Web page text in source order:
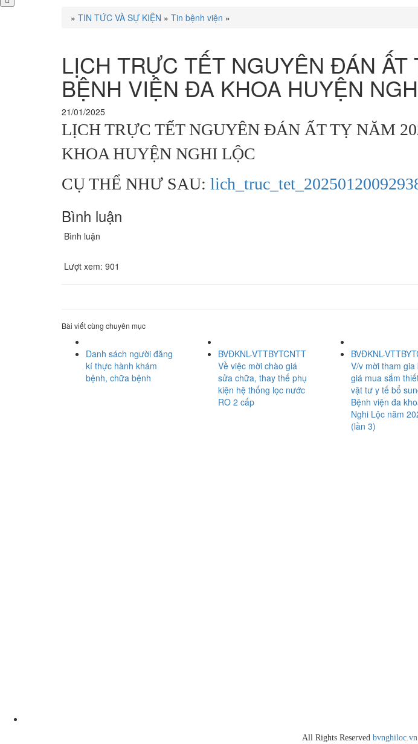
» TIN TỨC VÀ SỰ KIỆN » Tin bệnh viện »
LỊCH TRỰC TẾT NGUYÊN ĐÁN ẤT
BỆNH VIỆN ĐA KHOA HUYỆN
21/01/2025
LỊCH TRỰC TẾT NGUYÊN ĐÁN ẤT TỴ NĂM
KHOA HUYỆN NGHI LỘC
CỤ THỂ NHƯ SAU:
Bình luận
Bình luận
Lượt xem: 901
Bài viết cùng chuyên mục
Danh sách người đăng
kí thực hành khám
bệnh, chữa bệnh
BVĐKNL-VTTBYTCNTT
Về việc mời chào giá
sửa chữa, thay thế phụ
kiện hệ thống lọc nước
RO 2 cấp
BVĐKNL-
V/v mời tham gia
giá mua sắm
vật tư y tế bổ
Bệnh viện đa
Nghi Lộc năm
(lần 3)
All Rights Reserved bvnghiloc.vn